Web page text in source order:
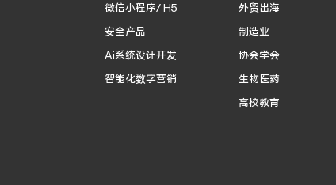
微信小程序/ H5
安全产品
Ai系统设计开发
智能化数字营销
外贸出海
制造业
协会学会
生物医药
高校教育